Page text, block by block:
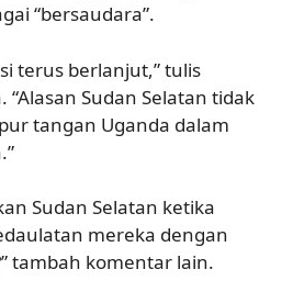
“bersaudara”.
terus berlanjut,” tulis
Sudan Selatan tidak
tangan Uganda dalam
Sudan Selatan ketika
mereka dengan
tambah komentar lain.